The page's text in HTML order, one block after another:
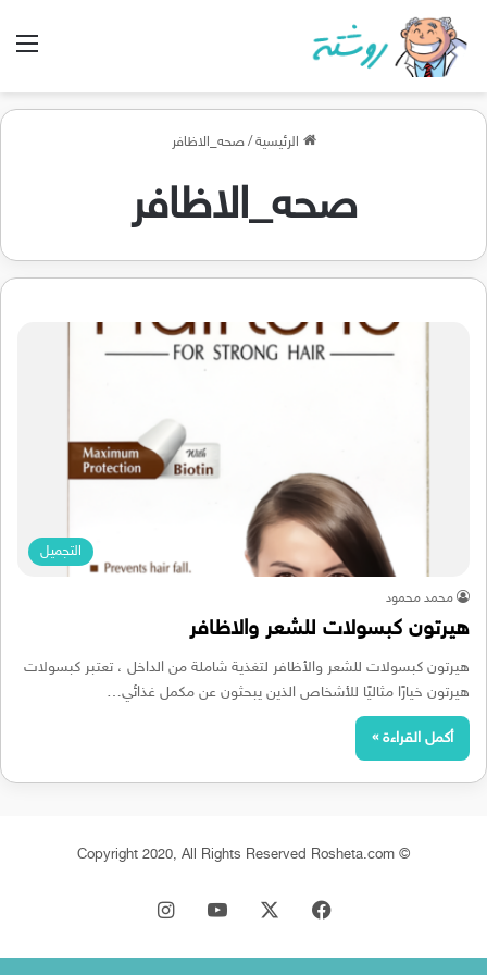
الرئيسية / صحه_الاظافر
صحه_الاظافر
التجميل
محمد محمود
هيرتون كبسولات للشعر والاظافر
هيرتون كبسولات للشعر والأظافر لتغذية شاملة من الداخل ، تعتبر كبسولات
هيرتون خيارًا مثاليًا للأشخاص الذين يبحثون عن مكمل غذائي…
أكمل القراءة »
© Copyright 2020, All Rights Reserved Rosheta.com
فيسبوك ‫YouTube